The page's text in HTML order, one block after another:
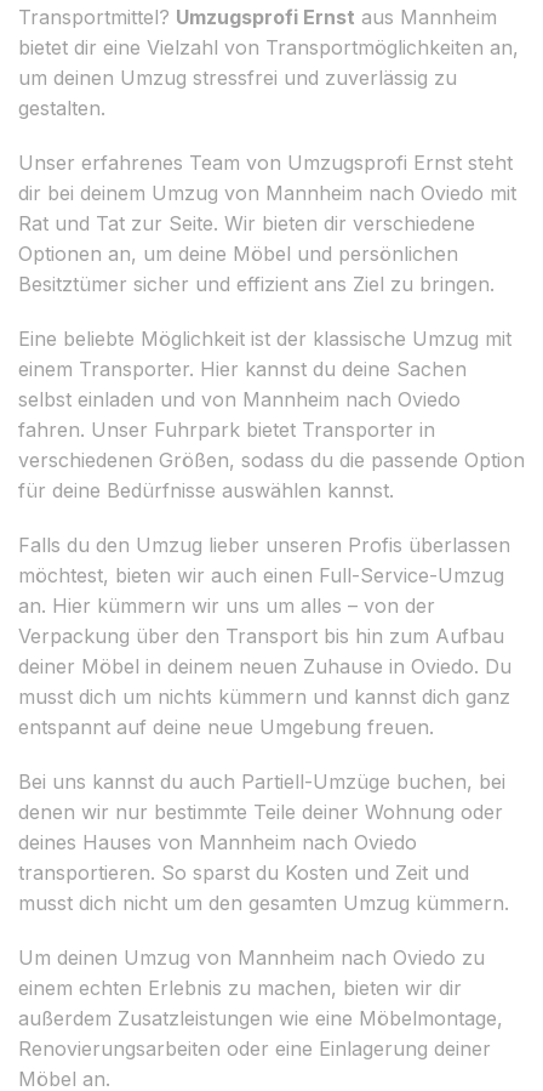
Transportmittel? Umzugsprofi Ernst aus Mannheim
bietet dir eine Vielzahl von Transportmöglichkeiten an,
um deinen Umzug stressfrei und zuverlässig zu
gestalten.
Unser erfahrenes Team von Umzugsprofi Ernst steht
dir bei deinem Umzug von Mannheim nach Oviedo mit
Rat und Tat zur Seite. Wir bieten dir verschiedene
Optionen an, um deine Möbel und persönlichen
Besitztümer sicher und effizient ans Ziel zu bringen.
Eine beliebte Möglichkeit ist der klassische Umzug mit
einem Transporter. Hier kannst du deine Sachen
selbst einladen und von Mannheim nach Oviedo
fahren. Unser Fuhrpark bietet Transporter in
verschiedenen Größen, sodass du die passende Option
für deine Bedürfnisse auswählen kannst.
Falls du den Umzug lieber unseren Profis überlassen
möchtest, bieten wir auch einen Full-Service-Umzug
an. Hier kümmern wir uns um alles – von der
Verpackung über den Transport bis hin zum Aufbau
deiner Möbel in deinem neuen Zuhause in Oviedo. Du
musst dich um nichts kümmern und kannst dich ganz
entspannt auf deine neue Umgebung freuen.
Bei uns kannst du auch Partiell-Umzüge buchen, bei
denen wir nur bestimmte Teile deiner Wohnung oder
deines Hauses von Mannheim nach Oviedo
transportieren. So sparst du Kosten und Zeit und
musst dich nicht um den gesamten Umzug kümmern.
Um deinen Umzug von Mannheim nach Oviedo zu
einem echten Erlebnis zu machen, bieten wir dir
außerdem Zusatzleistungen wie eine Möbelmontage,
Renovierungsarbeiten oder eine Einlagerung deiner
Möbel an.